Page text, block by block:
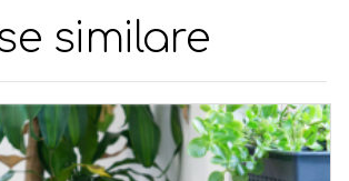
similare